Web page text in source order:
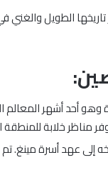
الطويل
وهو أحد أشهر المعالم
مناظر خلابة
عهد أسرة مينغ. تم